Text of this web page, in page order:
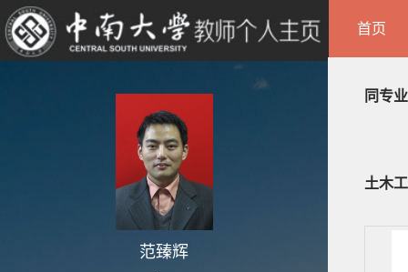
范臻辉
首页
同专
土木